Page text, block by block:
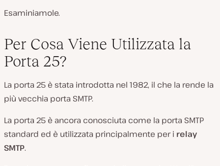
Esaminiamole.
Per Cosa Viene Utilizzata la
Porta 25?
La porta 25 è stata introdotta nel 1982, il che la rende la
più vecchia porta SMTP.
La porta 25 è ancora conosciuta come la porta SMTP
standard ed è utilizzata principalmente per i relay
SMTP.